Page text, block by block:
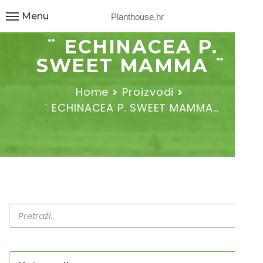
Planthouse.hr
Menu
¨ ECHINACEA P.
SWEET MAMMA ¨
Home
Proizvodi
¨ ECHINACEA P. SWEET MAMMA…